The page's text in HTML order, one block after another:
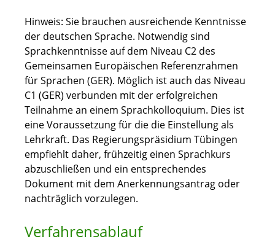
Hinweis: Sie brauchen ausreichende Kenntnisse
der deutschen Sprache. Notwendig sind
Sprachkenntnisse auf dem Niveau C2 des
Gemeinsamen Europäischen Referenzrahmen
für Sprachen (GER). Möglich ist auch das Niveau
C1 (GER) verbunden mit der erfolgreichen
Teilnahme an einem Sprachkolloquium. Dies ist
eine Voraussetzung für die die Einstellung als
Lehrkraft. Das Regierungspräsidium Tübingen
empfiehlt daher, frühzeitig einen Sprachkurs
abzuschließen und ein entsprechendes
Dokument mit dem Anerkennungsantrag oder
nachträglich vorzulegen.
Verfahrensablauf